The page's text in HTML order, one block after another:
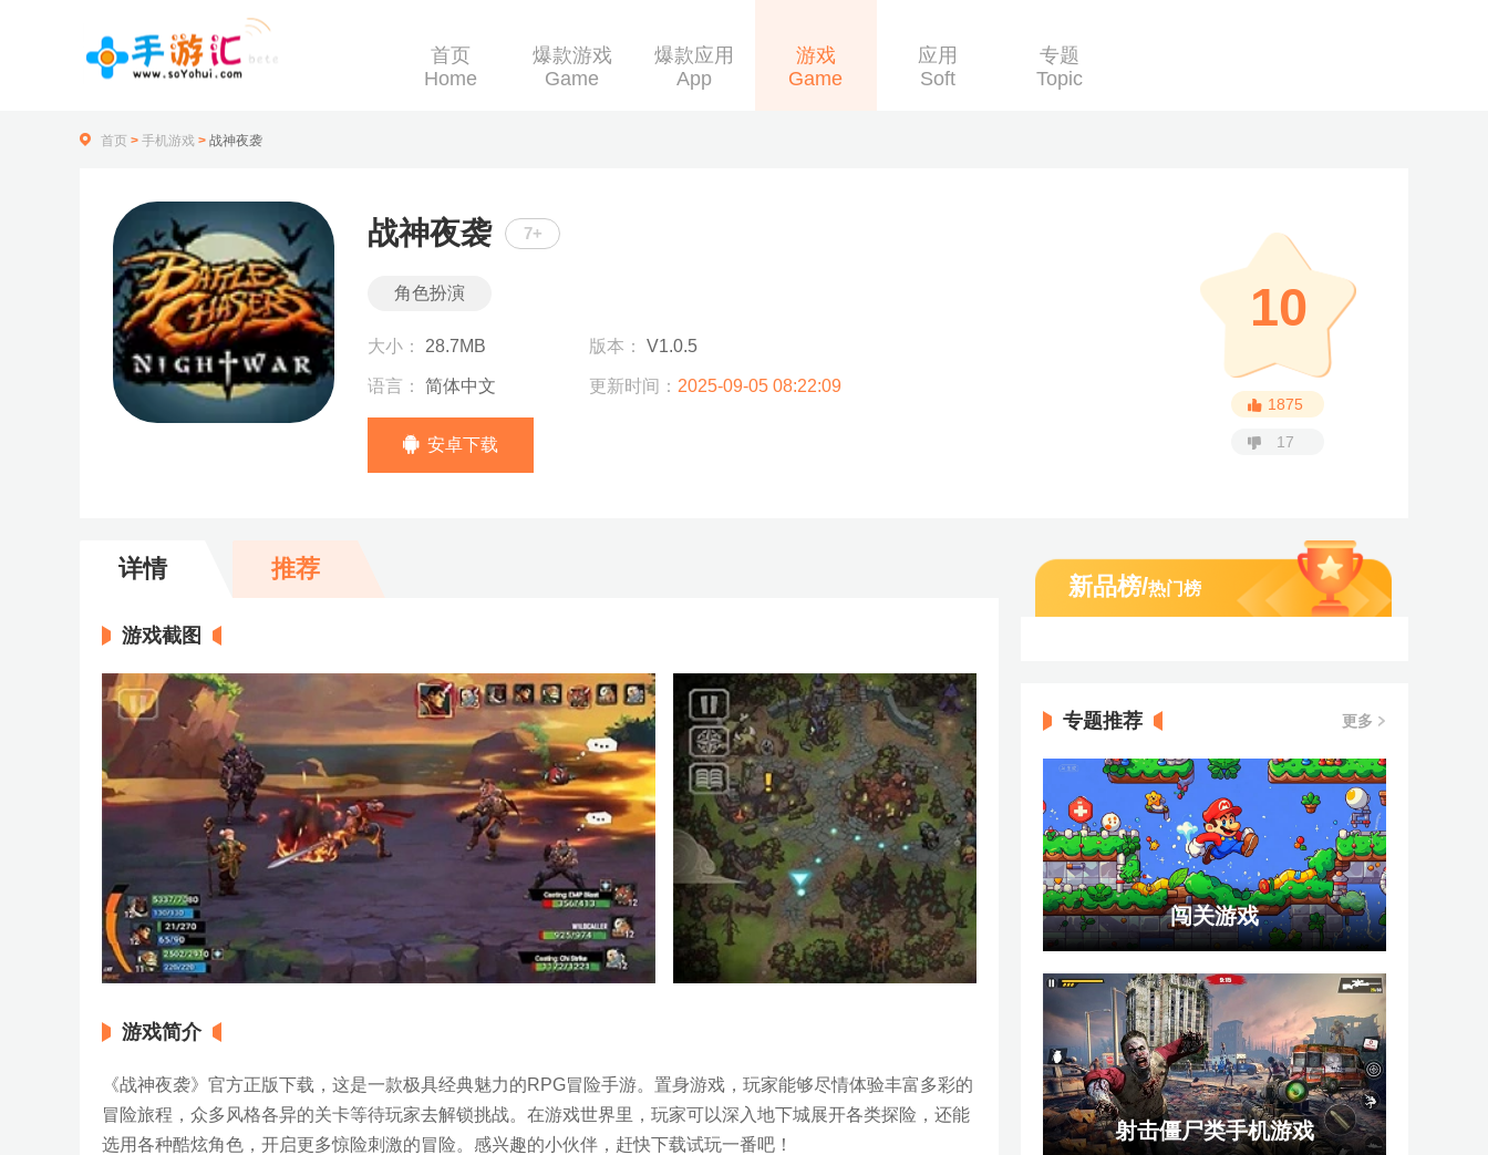
首页
Home
爆款游戏
Game
爆款应用
App
游戏
Game
应用
Soft
专题
Topic
首页 > 手机游戏 > 战神夜袭
战神夜袭 7+
角色扮演
大小： 28.7MB 版本： V1.0.5
语言： 简体中文 更新时间： 2025-09-05 08:22:09
安卓下载
10
1875
17
详情 推荐
游戏截图
游戏简介
《战神夜袭》官方正版下载，这是一款极具经典魅力的RPG冒险手游。置身游戏，玩家能够尽情体验丰富多彩的
冒险旅程，众多风格各异的关卡等待玩家去解锁挑战。在游戏世界里，玩家可以深入地下城展开各类探险，还能
选用各种酷炫角色，开启更多惊险刺激的冒险。感兴趣的小伙伴，赶快下载试玩一番吧！
新品榜/热门榜
专题推荐 更多
闯关游戏
射击僵尸类手机游戏